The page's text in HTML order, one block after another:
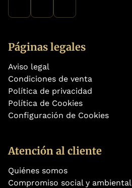
Páginas legales
Aviso legal
Condiciones de venta
Política de privacidad
Política de Cookies
Configuración de Cookies
Atención al cliente
Quiénes somos
Compromiso social y ambiental